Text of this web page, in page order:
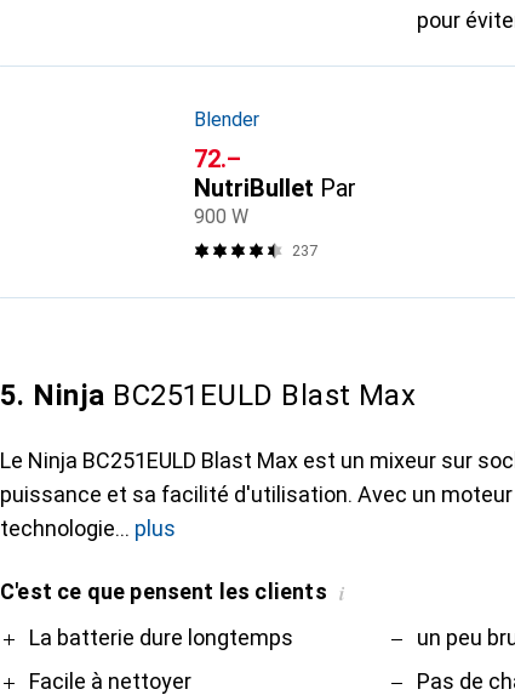
pour
Blender
CHF
72.–
NutriBullet Par
900 W
237
5. Ninja BC251EULD Blast Max
Le Ninja BC251EULD Blast Max est un mixeur sur
puissance et sa facilité d'utilisation. Avec un
technologie
plus
C'est ce que pensent les clients i
ProLa batterie dure longtemps
Facile à nettoyer
Contre
un peu
Pas de